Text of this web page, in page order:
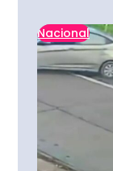
Nacional